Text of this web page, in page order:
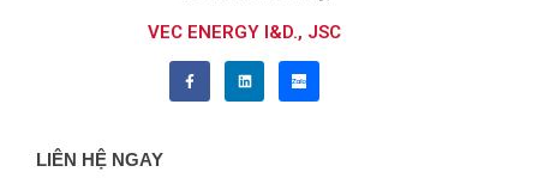
VEC ENERGY I&D., JSC
LIÊN HỆ NGAY